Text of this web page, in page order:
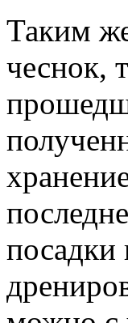
Таким
чеснок,